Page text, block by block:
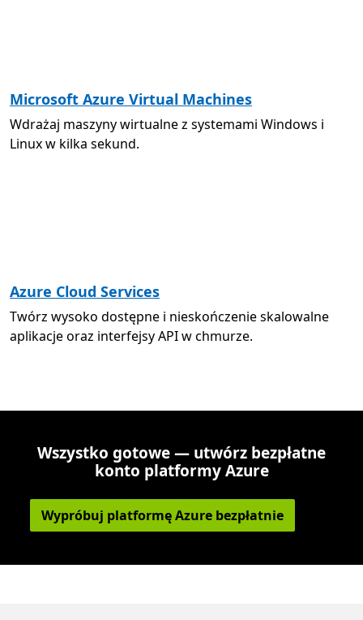
Microsoft Azure Virtual Machines
Wdrażaj maszyny wirtualne z systemami Windows i
Linux w kilka sekund.
Azure Cloud Services
Twórz wysoko dostępne i nieskończenie skalowalne
aplikacje oraz interfejsy API w chmurze.
Wszystko gotowe — utwórz bezpłatne
konto platformy Azure
Wypróbuj platformę Azure bezpłatnie